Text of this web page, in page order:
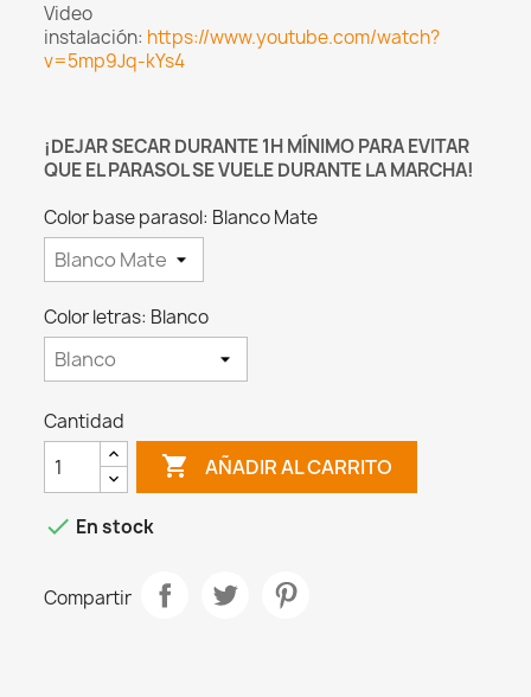
Video
instalación: https://www.youtube.com/watch?
v=5mp9Jq-kYs4
¡DEJAR SECAR DURANTE 1H MÍNIMO PARA EVITAR
QUE EL PARASOL SE VUELE DURANTE LA MARCHA!
Color base parasol: Blanco Mate
Color letras: Blanco
Cantidad
 AÑADIR AL CARRITO
 En stock
Compartir